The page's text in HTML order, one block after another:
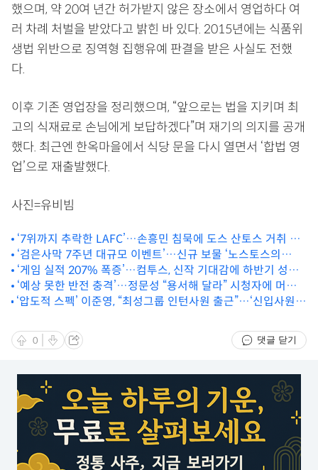
했으며, 약 20여 년간 허가받지 않은 장소에서 영업하다 여
러 차례 처벌을 받았다고 밝힌 바 있다. 2015년에는 식품위
생법 위반으로 징역형 집행유예 판결을 받은 사실도 전했
다.
이후 기존 영업장을 정리했으며, “앞으로는 법을 지키며 최
고의 식재료로 손님에게 보답하겠다”며 재기의 의지를 공개
했다. 최근엔 한옥마을에서 식당 문을 다시 열면서 ‘합법 영
업’으로 재출발했다.
사진=유비빔
‘7위까지 추락한 LAFC’…손흥민 침묵에 도스 산토스 거취 촉
각
‘검은사막 7주년 대규모 이벤트’…신규 보물 ‘노스토스의
별’까지 출시
‘게임 실적 207% 폭증’…컴투스, 신작 기대감에 하반기 성장
박차
‘예상 못한 반전 충격’…정문성 “용서해 달라” 시청자에 머리
숙여
‘압도적 스펙’ 이준영, “최성그룹 인턴사원 출근”…‘신입사원
0 댓글 닫기